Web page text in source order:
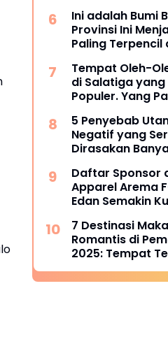
Ini adalah Bumi
Provinsi Ini
Paling Terpencil
dan Papua Barat
Tempat Oleh-
di Salatiga yang
Populer. Yang
5 Penyebab
Negatif yang
Dirasakan
Merasakannya?
Daftar Sponsor
Apparel Arema
Edan Semakin
Kencang di
2025
7 Destinasi
Romantis di
2025: Tempat
yang Bikin Foto
Engagement